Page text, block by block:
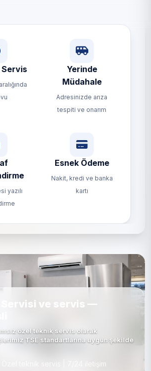
Servis
Yerinde
Müdahale
Adresinizde arıza
tespiti ve onarım
yazılı
Esnek Ödeme
Nakit, kredi ve banka
kartı
Servisi ve servis —
özel teknik servis olarak
TSE standartlarına uygun şekilde
Özel teknik servis | 7/24 iletişim